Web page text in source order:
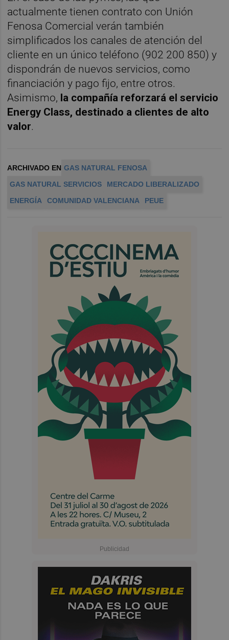
actualmente tienen contrato con Unión
Fenosa Comercial verán también
simplificados los canales de atención del
cliente en un único teléfono (902 200 850) y
dispondrán de nuevos servicios, como
financiación y pago fijo, entre otros.
Asimismo, la compañía reforzará el servicio
Energy Class, destinado a clientes de alto
valor.
ARCHIVADO EN GAS NATURAL FENOSA
GAS NATURAL SERVICIOS
MERCADO LIBERALIZADO
ENERGÍA
COMUNIDAD VALENCIANA PEUE